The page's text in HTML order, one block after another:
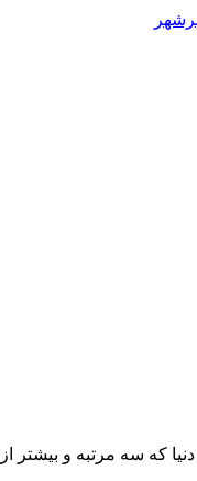
بیشتر از هر بازیکن دیگری ،